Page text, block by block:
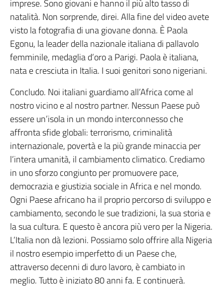
imprese. Sono giovani e hanno il più alto tasso di
natalità. Non sorprende, direi. Alla fine del video avete
visto la fotografia di una giovane donna. È Paola
Egonu, la leader della nazionale italiana di pallavolo
femminile, medaglia d’oro a Parigi. Paola è italiana,
nata e cresciuta in Italia. I suoi genitori sono nigeriani.
Concludo. Noi italiani guardiamo all’Africa come al
nostro vicino e al nostro partner. Nessun Paese può
essere un’isola in un mondo interconnesso che
affronta sfide globali: terrorismo, criminalità
internazionale, povertà e la più grande minaccia per
l’intera umanità, il cambiamento climatico. Crediamo
in uno sforzo congiunto per promuovere pace,
democrazia e giustizia sociale in Africa e nel mondo.
Ogni Paese africano ha il proprio percorso di sviluppo e
cambiamento, secondo le sue tradizioni, la sua storia e
la sua cultura. E questo è ancora più vero per la Nigeria.
L’Italia non dà lezioni. Possiamo solo offrire alla Nigeria
il nostro esempio imperfetto di un Paese che,
attraverso decenni di duro lavoro, è cambiato in
meglio. Tutto è iniziato 80 anni fa. E continuerà.